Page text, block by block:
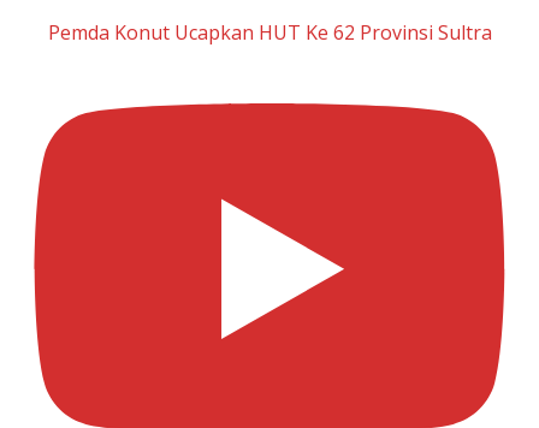
Pemda Konut Ucapkan HUT Ke 62 Provinsi Sultra